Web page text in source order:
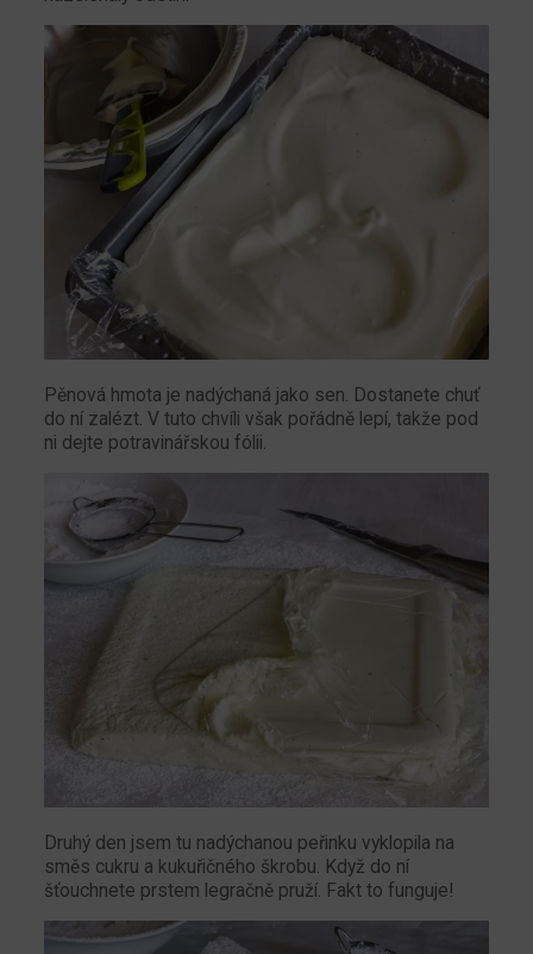
Pěnová hmota je nadýchaná jako sen. Dostanete chuť
do ní zalézt. V tuto chvíli však pořádně lepí, takže pod
ni dejte potravinářskou fólii.
Druhý den jsem tu nadýchanou peřinku vyklopila na
směs cukru a kukuřičného škrobu. Když do ní
šťouchnete prstem legračně pruží. Fakt to funguje!